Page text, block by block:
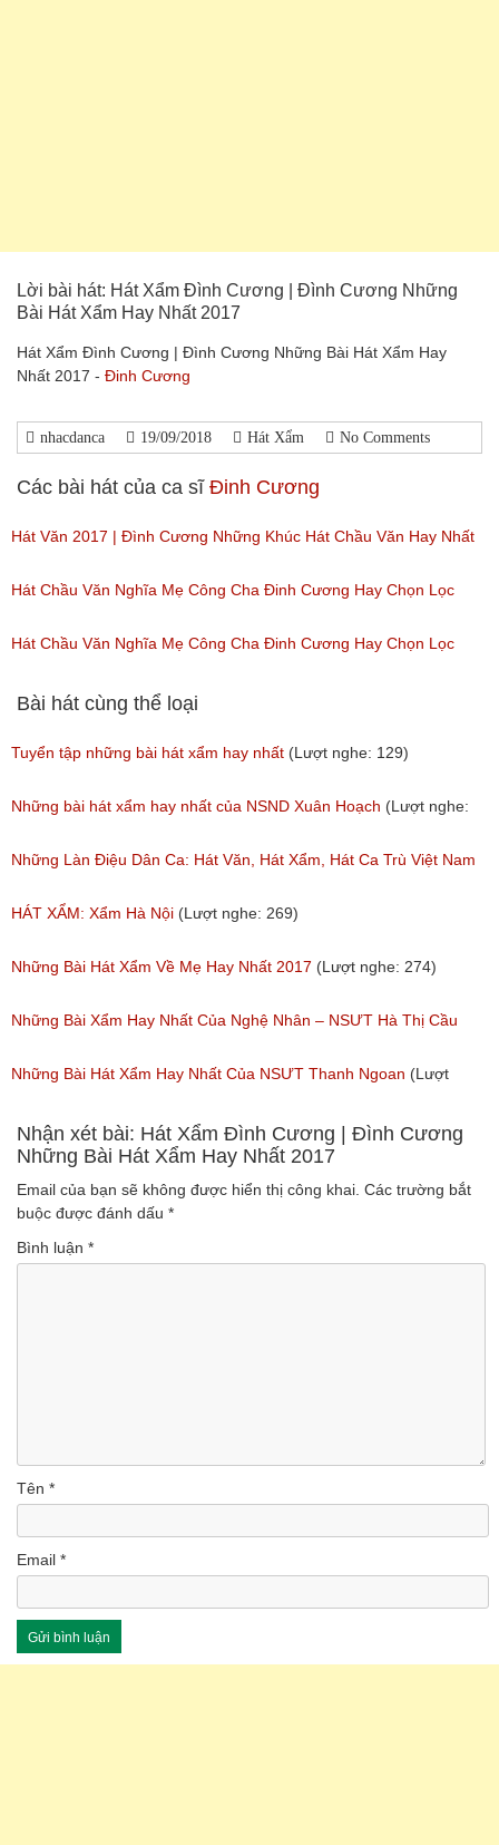
Lời bài hát: Hát Xẩm Đình Cương | Đình Cương Những
Bài Hát Xẩm Hay Nhất 2017
Hát Xẩm Đình Cương | Đình Cương Những Bài Hát Xẩm Hay
Nhất 2017 - Đinh Cương
nhacdanca 19/09/2018 Hát Xẩm No Comments
Các bài hát của ca sĩ Đinh Cương
Hát Văn 2017 | Đình Cương Những Khúc Hát Chầu Văn Hay Nhất
2017
(Lượt nghe: 328)
Hát Chầu Văn Nghĩa Mẹ Công Cha Đinh Cương Hay Chọn Lọc
(Lượt nghe: 129)
Hát Chầu Văn Nghĩa Mẹ Công Cha Đinh Cương Hay Chọn Lọc
(Lượt nghe: 747)
Bài hát cùng thể loại
Tuyển tập những bài hát xẩm hay nhất (Lượt nghe: 129)
Những bài hát xẩm hay nhất của NSND Xuân Hoạch (Lượt nghe:
88)
Những Làn Điệu Dân Ca: Hát Văn, Hát Xẩm, Hát Ca Trù Việt Nam
Hay Nhất 217
(Lượt nghe: 97)
HÁT XẨM: Xẩm Hà Nội (Lượt nghe: 269)
Những Bài Hát Xẩm Về Mẹ Hay Nhất 2017 (Lượt nghe: 274)
Những Bài Xẩm Hay Nhất Của Nghệ Nhân – NSƯT Hà Thị Cầu
(Lượt nghe: 53)
Những Bài Hát Xẩm Hay Nhất Của NSƯT Thanh Ngoan (Lượt
nghe: 395)
Nhận xét bài: Hát Xẩm Đình Cương | Đình Cương
Những Bài Hát Xẩm Hay Nhất 2017
Email của bạn sẽ không được hiển thị công khai. Các trường bắt
buộc được đánh dấu *
Bình luận *
Tên *
Email *